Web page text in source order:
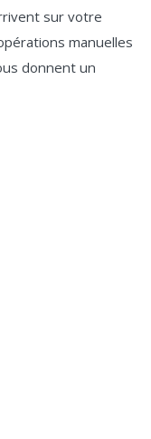
sur votre
manuelles
donnent un